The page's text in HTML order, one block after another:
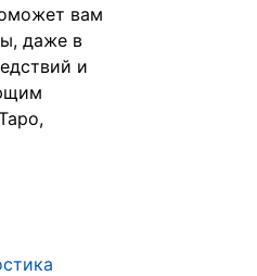
вам
даже в
и